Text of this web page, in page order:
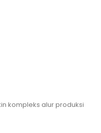
kompleks alur produksi